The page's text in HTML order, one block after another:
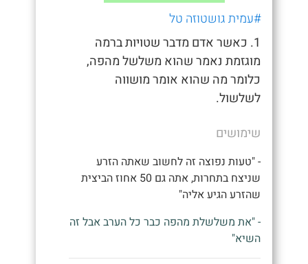
#עמית גושטוזה טל
1. כאשר אדם מדבר שטויות ברמה
מוגזמת נאמר שהוא משלשל מהפה,
כלומר מה שהוא אומר מושווה
לשלשול.
שימושים
- "טעות נפוצה זה לחשוב שאתה הזרע
שניצח בתחרות, אתה גם 50 אחוז הביצית
שהזרע הגיע אליה"
- "את משלשלת מהפה כבר כל הערב אבל זה
השיא"